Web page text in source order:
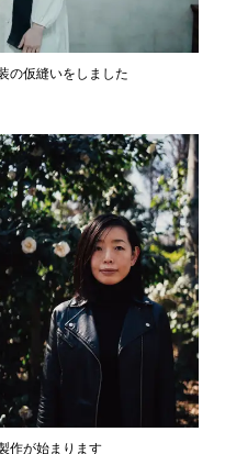
の仮縫いをしました
作が始まります